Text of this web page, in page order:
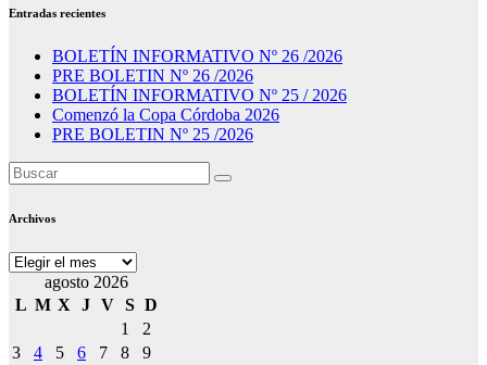
Entradas recientes
BOLETÍN INFORMATIVO Nº 26 /2026
PRE BOLETIN Nº 26 /2026
BOLETÍN INFORMATIVO Nº 25 / 2026
Comenzó la Copa Córdoba 2026
PRE BOLETIN Nº 25 /2026
Archivos
Archivos
agosto 2026
L M X J V S D
1
2
3
4 5 6 7 8
9